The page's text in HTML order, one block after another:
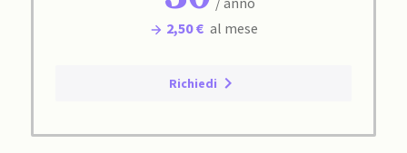
2,50 € al mese
Richiedi